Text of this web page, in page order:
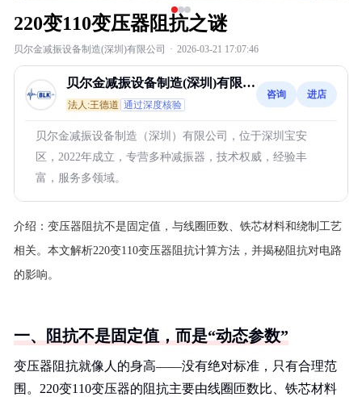
220变110变压器阻抗之谜
贝尔金减振设备制造(深圳)有限公司 · 2026-03-21 17:07:46
贝尔金减振设备制造(深圳)有限公
司
法人:王德道 通过深度核验
咨询 进店
贝尔金减振设备制造（深圳）有限公司，位于深圳宝安
区，2022年成立，专营多种减振器，技术权威，经验丰
富，服务多领域。
介绍： 变压器阻抗不是固定值，与线圈匝数、铁芯材料和绕制工艺
相关。本文解析220变110变压器阻抗计算方法，并揭秘阻抗对电路
的影响。
一、阻抗不是固定值，而是“动态参数”
变压器阻抗就像人的身高——没有绝对标准，只有合理范
围。220变110变压器的阻抗主要由线圈匝数比、铁芯材料